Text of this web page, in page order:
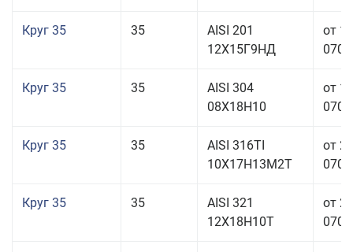
Круг 35 35
AISI 201
12Х15Г9НД
от
Круг 35 35
AISI 304
08Х18Н10
от
Круг 35 35
AISI 316TI
10Х17Н13М2Т
от
Круг 35 35
AISI 321
12Х18Н10Т
от